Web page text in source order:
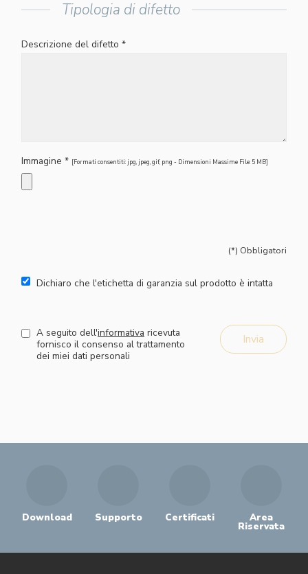
Tipologia di difetto
Descrizione del difetto *
Immagine * [Formati consentiti: jpg, jpeg, gif, png - Dimensioni Massime File: 5 MB]
(*) Obbligatori
Dichiaro che l'etichetta di garanzia sul prodotto è intatta
A seguito dell'informativa ricevuta
fornisco il consenso al trattamento
dei miei dati personali
Download Supporto Certificati Area
Riservata